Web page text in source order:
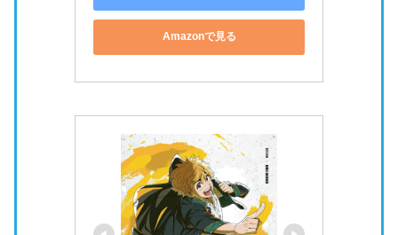
Amazonで見る